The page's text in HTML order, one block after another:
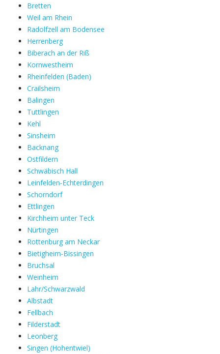
Bretten
Weil am Rhein
Radolfzell am Bodensee
Herrenberg
Biberach an der Riß
Kornwestheim
Rheinfelden (Baden)
Crailsheim
Balingen
Tuttlingen
Kehl
Sinsheim
Backnang
Ostfildern
Schwäbisch Hall
Leinfelden-Echterdingen
Schorndorf
Ettlingen
Kirchheim unter Teck
Nürtingen
Rottenburg am Neckar
Bietigheim-Bissingen
Bruchsal
Weinheim
Lahr/Schwarzwald
Albstadt
Fellbach
Filderstadt
Leonberg
Singen (Hohentwiel)